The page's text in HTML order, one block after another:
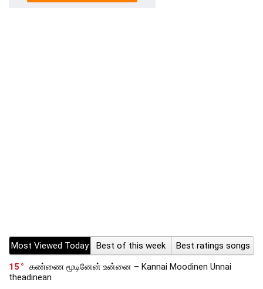
Most Viewed Today Best of this week
Best ratings songs
15
கண்ணை மூடினேன் உன்னை – Kannai Moodinen Unnai
theadinean